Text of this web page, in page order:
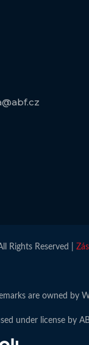
Rights Reserved |
are owned by
under license by